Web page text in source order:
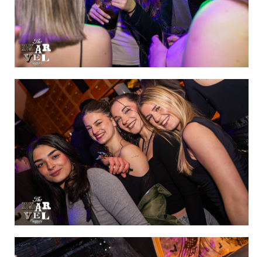
IMAGEN 30